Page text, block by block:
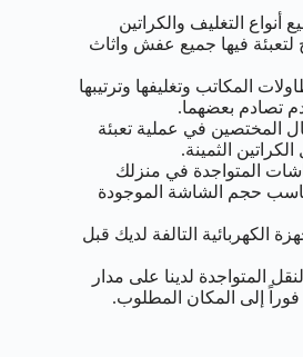
أنواع التغليف والكراتين
لتعبئة فيها جميع عفش واثاث
المكاتب وتغليفها وترتيبها
تصادم بعضهما.
المختصين في عملية تعبئة
الثمينة.
المتواجدة في منزلك
حجم الشاشة الموجودة
الكهربائية التالفة لديك قبل
المتواجدة لدينا على مدار
إلى المكان المطلوب.